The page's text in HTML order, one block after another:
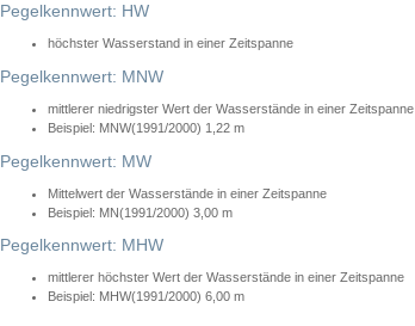
Pegelkennwert: HW
höchster Wasserstand in einer Zeitspanne
Pegelkennwert: MNW
mittlerer niedrigster Wert der Wasserstände in einer Zeitspanne
Beispiel: MNW(1991/2000) 1,22 m
Pegelkennwert: MW
Mittelwert der Wasserstände in einer Zeitspanne
Beispiel: MN(1991/2000) 3,00 m
Pegelkennwert: MHW
mittlerer höchster Wert der Wasserstände in einer Zeitspanne
Beispiel: MHW(1991/2000) 6,00 m